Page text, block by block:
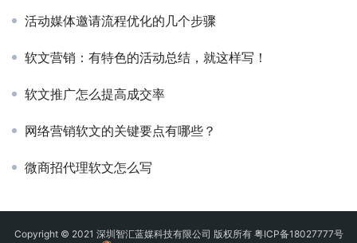
活动媒体邀请流程优化的几个步骤
软文营销：有特色的活动总结，就这样写！
软文推广怎么提高成交率
网络营销软文的关键要点有哪些？
微商招代理软文怎么写
Copyright © 2021 深圳智汇蓝媒科技有限公司 版权所有 粤ICP备18027777号